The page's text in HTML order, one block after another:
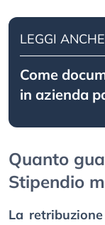
LEGGI ANCHE
Come
in azienda
Quanto
Stipendio
La